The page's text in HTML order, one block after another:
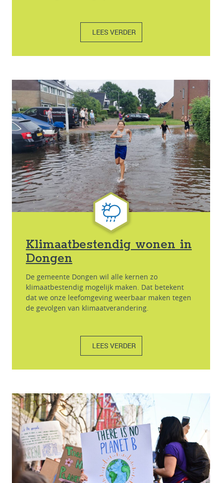
LEES VERDER
Klimaatbestendig wonen in
Dongen
De gemeente Dongen wil alle kernen zo
klimaatbestendig mogelijk maken. Dat betekent
dat we onze leefomgeving weerbaar maken tegen
de gevolgen van klimaatverandering.
LEES VERDER